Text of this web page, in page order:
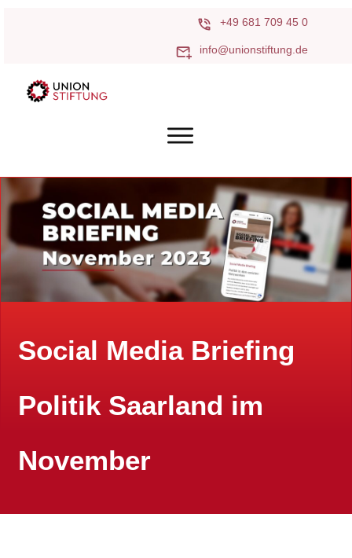
+49 681 709 45 0
info@unionstiftung.de
Social Media Briefing
Politik Saarland im
November